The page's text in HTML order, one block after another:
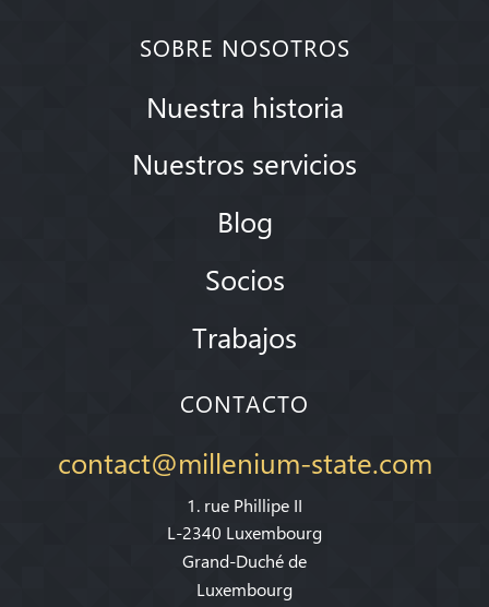
SOBRE NOSOTROS
Nuestra historia
Nuestros servicios
Blog
Socios
Trabajos
CONTACTO
contact@millenium-state.com
1. rue Phillipe II
L-2340 Luxembourg
Grand-Duché de
Luxembourg